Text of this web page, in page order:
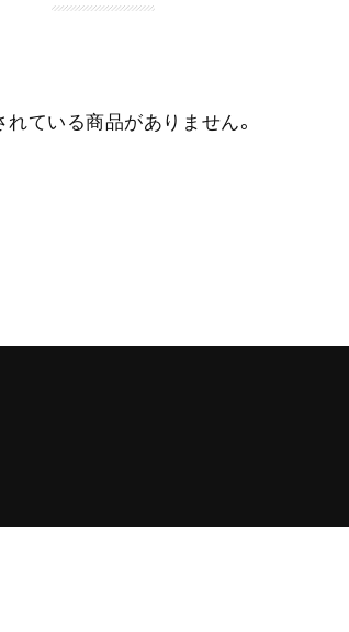
れている商品がありません。